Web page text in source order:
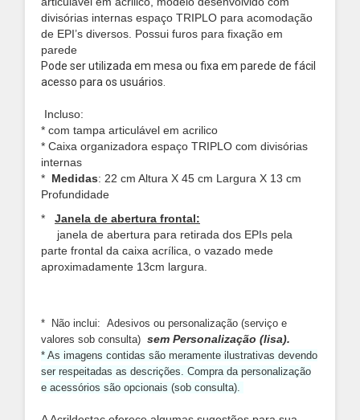
divisórias internas espaço TRIPLO para acomodação
de EPI’s diversos. Possui furos para fixação em
parede
Pode ser utilizada em mesa ou fixa em parede de fácil
acesso para os usuários.
Incluso:
* com tampa articulável em acrilico
* Caixa organizadora espaço TRIPLO com divisórias
internas
* Medidas: 22 cm Altura X 45 cm Largura X 13 cm
Profundidade
* Janela de abertura frontal:
janela de abertura para retirada dos EPIs pela
parte frontal da caixa acrílica, o vazado mede
aproximadamente 13cm largura.
* Não inclui: Adesivos ou personalização (serviço e
valores sob consulta) sem Personalização (lisa).
* As imagens contidas são meramente ilustrativas devendo
ser respeitadas as descrições. Compra da personalização
e acessórios são opcionais (sob consulta).